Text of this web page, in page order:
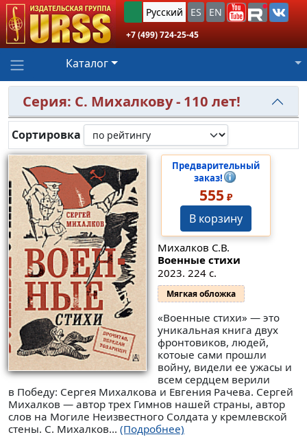
Русский ES EN
+7 (499) 724-25-45
Каталог
Серия: С. Михалкову - 110 лет!
Сортировка
Предварительный
заказ!
555 ₽
В корзину
Михалков С.В.
Военные стихи
2023. 224 с.
Мягкая обложка
«Военные стихи» — это
уникальная книга двух
фронтовиков, людей,
котоые сами прошли
войну, видели ее ужасы и
всем сердцем верили
в Победу: Сергея Михалкова и Евгения Рачева. Сергей
Михалков — автор трех Гимнов нашей страны, автор
слов на Могиле Неизвестного Солдата у кремлевской
стены. С. Михалков... (Подробнее)